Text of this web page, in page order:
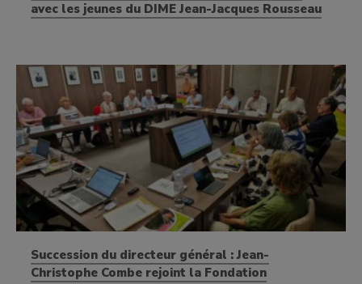
avec les jeunes du DIME Jean-Jacques Rousseau
Succession du directeur général : Jean-
Christophe Combe rejoint la Fondation